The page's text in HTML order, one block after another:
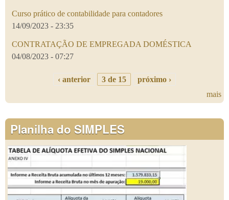
Curso prático de contabilidade para contadores
14/09/2023 - 23:35
CONTRATAÇÃO DE EMPREGADA DOMÉSTICA
04/08/2023 - 07:27
‹ anterior 3 de 15
próximo ›
mais
Planilha do SIMPLES